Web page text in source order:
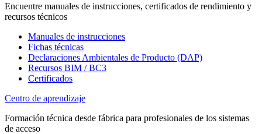
Encuentre manuales de instrucciones, certificados de rendimiento y
recursos técnicos
Manuales de instrucciones
Fichas técnicas
Declaraciones Ambientales de Producto (DAP)
Recursos BIM / BC3
Certificados
Centro de aprendizaje
Formación técnica desde fábrica para profesionales de los sistemas
de acceso